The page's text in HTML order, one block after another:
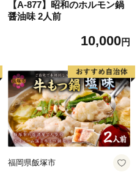
【A-877】昭和のホルモン鍋
醤油味 2人前
10,000円
福岡県飯塚市